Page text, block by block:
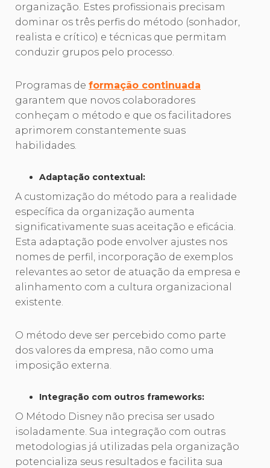
organização. Estes profissionais precisam
dominar os três perfis do método (sonhador,
realista e crítico) e técnicas que permitam
conduzir grupos pelo processo.
Programas de formação continuada
garantem que novos colaboradores
conheçam o método e que os facilitadores
aprimorem constantemente suas
habilidades.
Adaptação contextual:
A customização do método para a realidade
específica da organização aumenta
significativamente suas aceitação e eficácia.
Esta adaptação pode envolver ajustes nos
nomes de perfil, incorporação de exemplos
relevantes ao setor de atuação da empresa e
alinhamento com a cultura organizacional
existente.
O método deve ser percebido como parte
dos valores da empresa, não como uma
imposição externa.
Integração com outros frameworks:
O Método Disney não precisa ser usado
isoladamente. Sua integração com outras
metodologias já utilizadas pela organização
potencializa seus resultados e facilita sua